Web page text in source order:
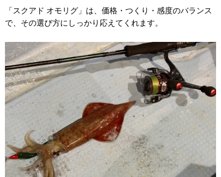
「スクアド オモリグ」は、価格・つくり・感度のバランス
で、その選び方にしっかり応えてくれます。